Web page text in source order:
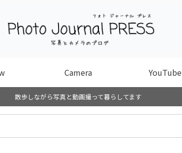
Camera YouTube
散歩しながら写真と動画撮って暮らしてます